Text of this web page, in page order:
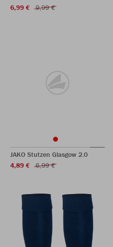
6,99 €
9,99 €
JAKO Stutzen Glasgow 2.0
4,89 €
6,99 €